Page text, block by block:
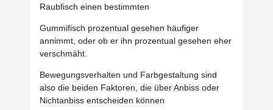
Raubfisch einen bestimmten
Gummifisch prozentual gesehen häufiger
annimmt, oder ob er ihn prozentual gesehen eher
verschmäht.
Bewegungsverhalten und Farbgestaltung sind
also die beiden Faktoren, die über Anbiss oder
Nichtanbiss entscheiden können